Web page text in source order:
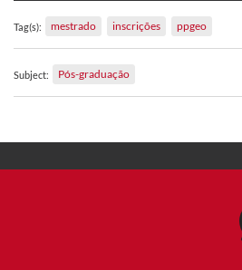
Tag(s): mestrado inscrições ppgeo
Subject: Pós-graduação